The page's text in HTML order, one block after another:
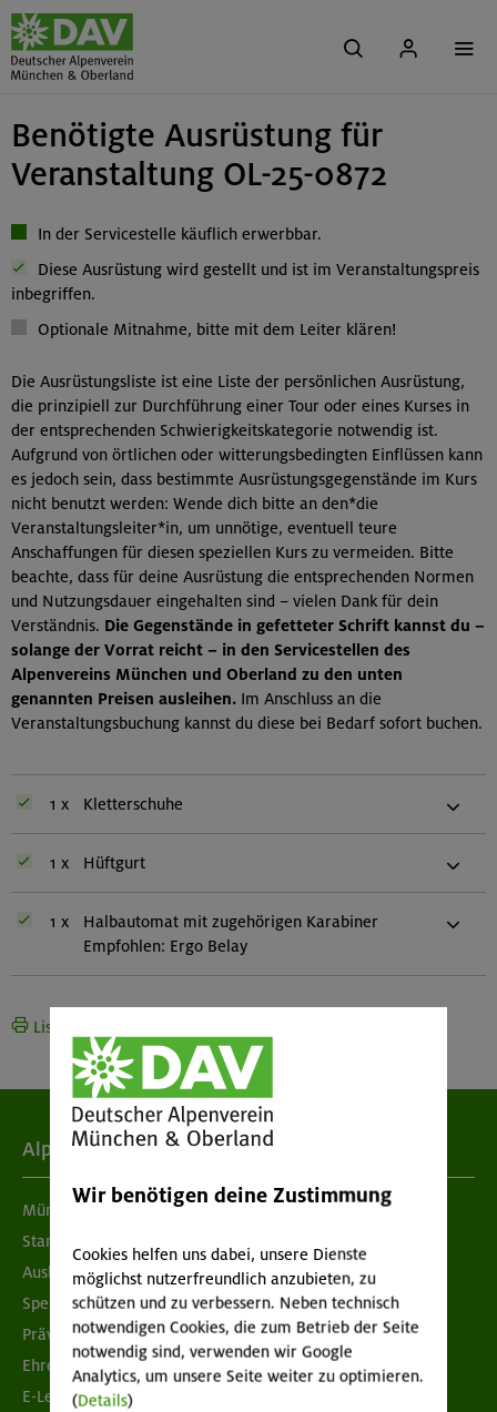
Benötigte Ausrüstung für
Veranstaltung OL-25-0872
In der Servicestelle käuflich erwerbbar.
Diese Ausrüstung wird gestellt und ist im Veranstaltungspreis
inbegriffen.
Optionale Mitnahme, bitte mit dem Leiter klären!
Die Ausrüstungsliste ist eine Liste der persönlichen Ausrüstung,
die prinzipiell zur Durchführung einer Tour oder eines Kurses in
der entsprechenden Schwierigkeitskategorie notwendig ist.
Aufgrund von örtlichen oder witterungsbedingten Einflüssen kann
es jedoch sein, dass bestimmte Ausrüstungsgegenstände im Kurs
nicht benutzt werden: Wende dich bitte an den*die
Veranstaltungsleiter*in, um unnötige, eventuell teure
Anschaffungen für diesen speziellen Kurs zu vermeiden. Bitte
beachte, dass für deine Ausrüstung die entsprechenden Normen
und Nutzungsdauer eingehalten sind – vielen Dank für dein
Verständnis. Die Gegenstände in gefetteter Schrift kannst du –
solange der Vorrat reicht – in den Servicestellen des
Alpenvereins München und Oberland zu den unten
genannten Preisen ausleihen. Im Anschluss an die
Veranstaltungsbuchung kannst du diese bei Bedarf sofort buchen.
1 x Kletterschuhe
1 x Hüftgurt
1 x
Halbautomat mit zugehörigen Karabiner
Empfohlen: Ergo Belay
Liste drucken
Alpenverein
München & Oberland
Standorte
Ausbildung & Jobs
Spenden
Prävention sexualisierter Gewalt
Ehrenamtsbörse
E-Learning
Wir benötigen deine Zustimmung
Cookies helfen uns dabei, unsere Dienste
möglichst nutzerfreundlich anzubieten, zu
schützen und zu verbessern. Neben technisch
notwendigen Cookies, die zum Betrieb der Seite
notwendig sind, verwenden wir Google
Analytics, um unsere Seite weiter zu optimieren.
(Details)